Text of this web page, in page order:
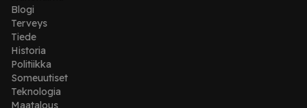
Blogi
Terveys
Tiede
Historia
Politiikka
Someuutiset
Teknologia
Maatalous